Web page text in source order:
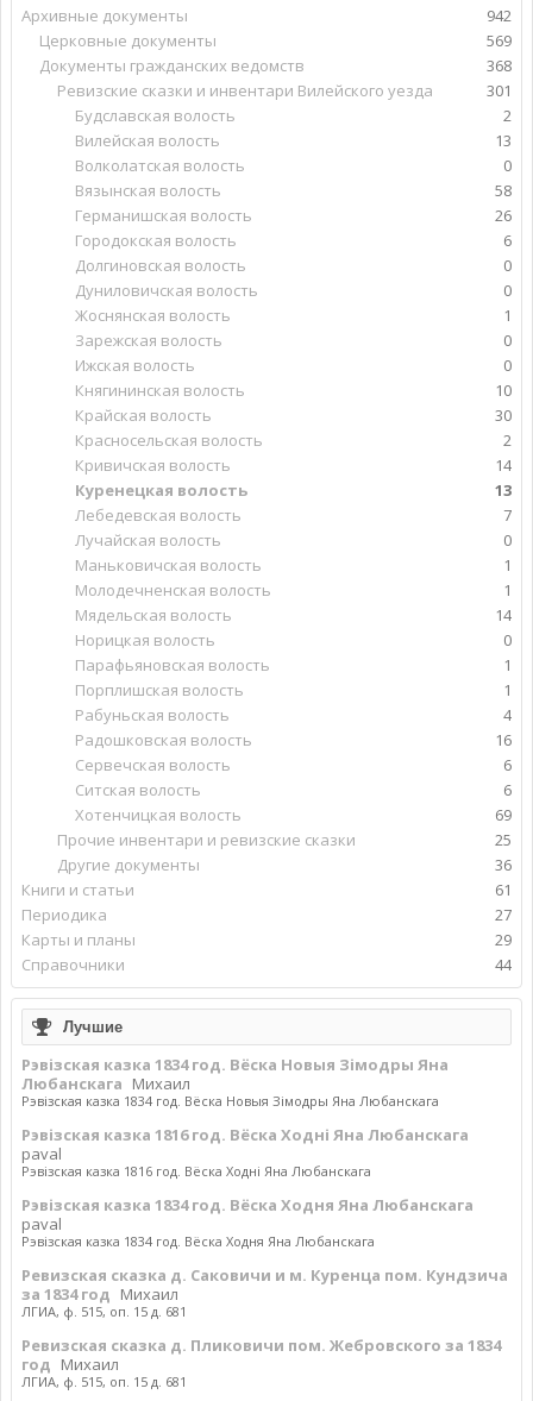
Архивные документы
942
Церковные документы
569
Документы гражданских ведомств
368
Ревизские сказки и инвентари Вилейского уезда
301
Будславская волость
2
Вилейская волость
13
Волколатская волость
0
Вязынская волость
58
Германишская волость
26
Городокская волость
6
Долгиновская волость
0
Дуниловичская волость
0
Жоснянская волость
1
Зарежская волость
0
Ижская волость
0
Княгининская волость
10
Крайская волость
30
Красносельская волость
2
Кривичская волость
14
Куренецкая волость
13
Лебедевская волость
7
Лучайская волость
0
Маньковичская волость
1
Молодечненская волость
1
Мядельская волость
14
Норицкая волость
0
Парафьяновская волость
1
Порплишская волость
1
Рабуньская волость
4
Радошковская волость
16
Сервечская волость
6
Ситская волость
6
Хотенчицкая волость
69
Прочие инвентари и ревизские сказки
25
Другие документы
36
Книги и статьи
61
Периодика
27
Карты и планы
29
Справочники
44
Лучшие
Рэвізская казка 1834 год. Вёска Новыя Зімодры Яна
Любанскага Михаил
Рэвізская казка 1834 год. Вёска Новыя Зімодры Яна Любанскага
Рэвізская казка 1816 год. Вёска Ходні Яна Любанскага
paval
Рэвізская казка 1816 год. Вёска Ходні Яна Любанскага
Рэвізская казка 1834 год. Вёска Ходня Яна Любанскага
paval
Рэвізская казка 1834 год. Вёска Ходня Яна Любанскага
Ревизская сказка д. Саковичи и м. Куренца пом. Кундзича
за 1834 год Михаил
ЛГИА, ф. 515, оп. 15 д. 681
Ревизская сказка д. Пликовичи пом. Жебровского за 1834
год Михаил
ЛГИА, ф. 515, оп. 15 д. 681